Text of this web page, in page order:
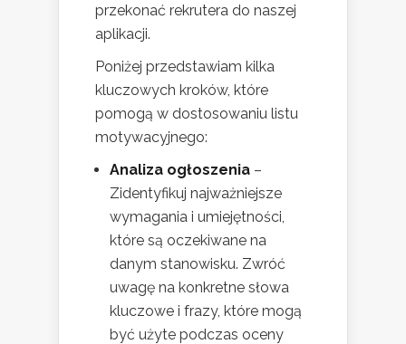
przekonać rekrutera do naszej
aplikacji.
Poniżej przedstawiam kilka
kluczowych kroków, które
pomogą w dostosowaniu listu
motywacyjnego:
Analiza ogłoszenia –
Zidentyfikuj najważniejsze
wymagania i umiejętności,
które są oczekiwane na
danym stanowisku. Zwróć
uwagę na konkretne słowa
kluczowe i frazy, które mogą
być użyte podczas oceny